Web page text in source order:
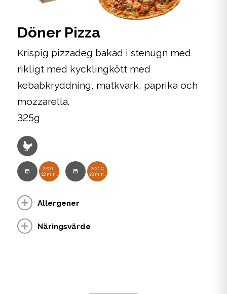
220°C
12 min.
200°C
13 min.
Allergener
Näringsvärde
Döner Pizza
Krispig pizzadeg bakad i stenugn med
rikligt med kycklingkött med
kebabkryddning, matkvark, paprika och
mozzarella.
325g